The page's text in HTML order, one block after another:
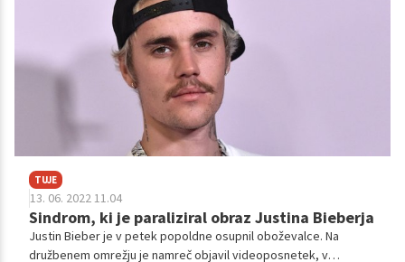
TUJE
13. 06. 2022 11.04
Sindrom, ki je paraliziral obraz Justina Bieberja
Justin Bieber je v petek popoldne osupnil oboževalce. Na
družbenem omrežju je namreč objavil videoposnetek, v